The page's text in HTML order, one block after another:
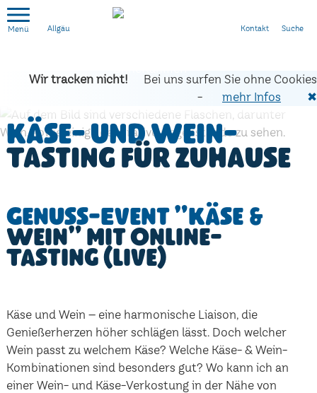
Allgäu
Wir tracken nicht!
Bei uns surfen Sie ohne Cookies
-
mehr Infos ✖
Käse- und Wein-
Tasting für zuhause
Genuss-Event "Käse &
Wein" mit Online-
Tasting (live)
Käse und Wein – eine harmonische Liaison, die
Genießerherzen höher schlägen lässt. Doch welcher
Wein passt zu welchem Käse? Welche Käse- & Wein-
Kombinationen sind besonders gut? Wo kann ich an
einer Wein- und Käse-Verkostung in der Nähe von